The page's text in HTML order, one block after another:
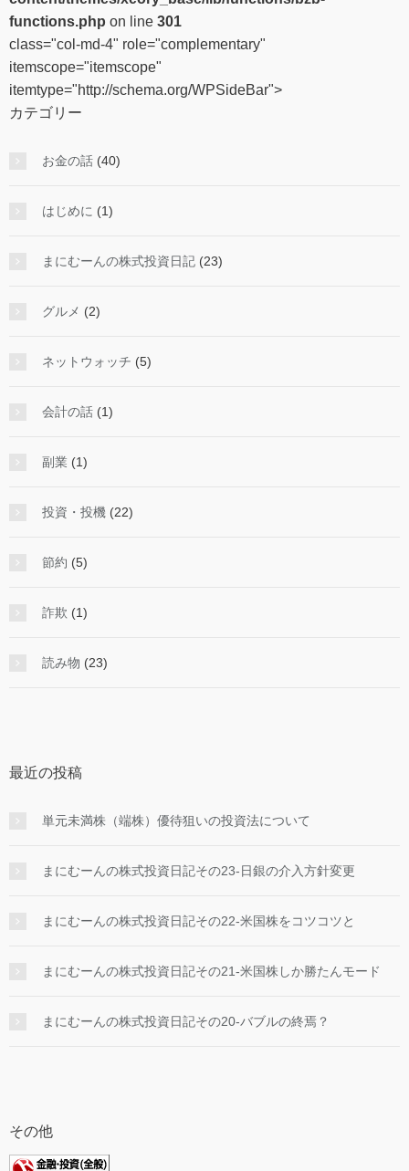
functions.php on line 301
class="col-md-4" role="complementary"
itemscope="itemscope"
itemtype="http://schema.org/WPSideBar">
カテゴリー
お金の話 (40)
はじめに (1)
まにむーんの株式投資日記 (23)
グルメ (2)
ネットウォッチ (5)
会計の話 (1)
副業 (1)
投資・投機 (22)
節約 (5)
詐欺 (1)
読み物 (23)
最近の投稿
単元未満株（端株）優待狙いの投資法について
まにむーんの株式投資日記その23-日銀の介入方針変更
まにむーんの株式投資日記その22-米国株をコツコツと
まにむーんの株式投資日記その21-米国株しか勝たんモード
まにむーんの株式投資日記その20-バブルの終焉？
その他